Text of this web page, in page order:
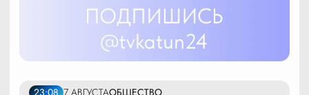
23:08 7 АВГУСТАОБЩЕСТВО